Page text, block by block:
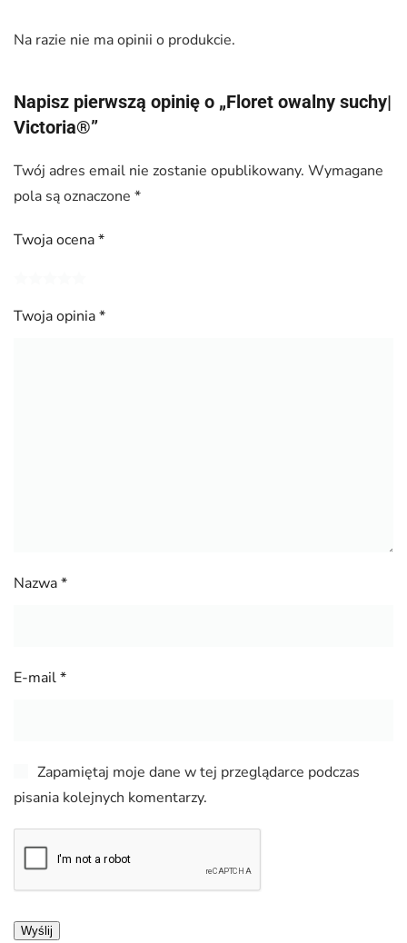
Na razie nie ma opinii o produkcie.
Napisz pierwszą opinię o „Floret owalny suchy|
Victoria®”
Twój adres email nie zostanie opublikowany. Wymagane
pola są oznaczone *
Twoja ocena*
Twoja opinia*
Nazwa*
E-mail*
Zapamiętaj moje dane w tej przeglądarce podczas
pisania kolejnych komentarzy.